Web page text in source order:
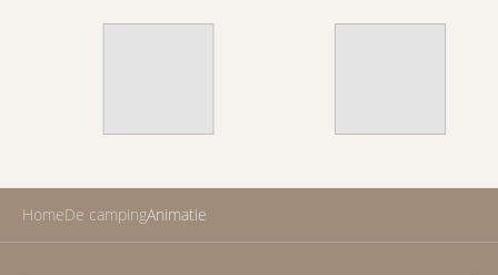
HomeDe campingAnimatie